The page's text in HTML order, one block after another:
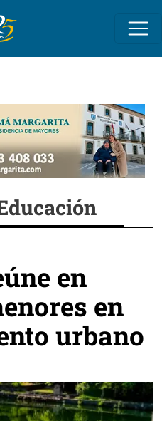
en
en
urbano